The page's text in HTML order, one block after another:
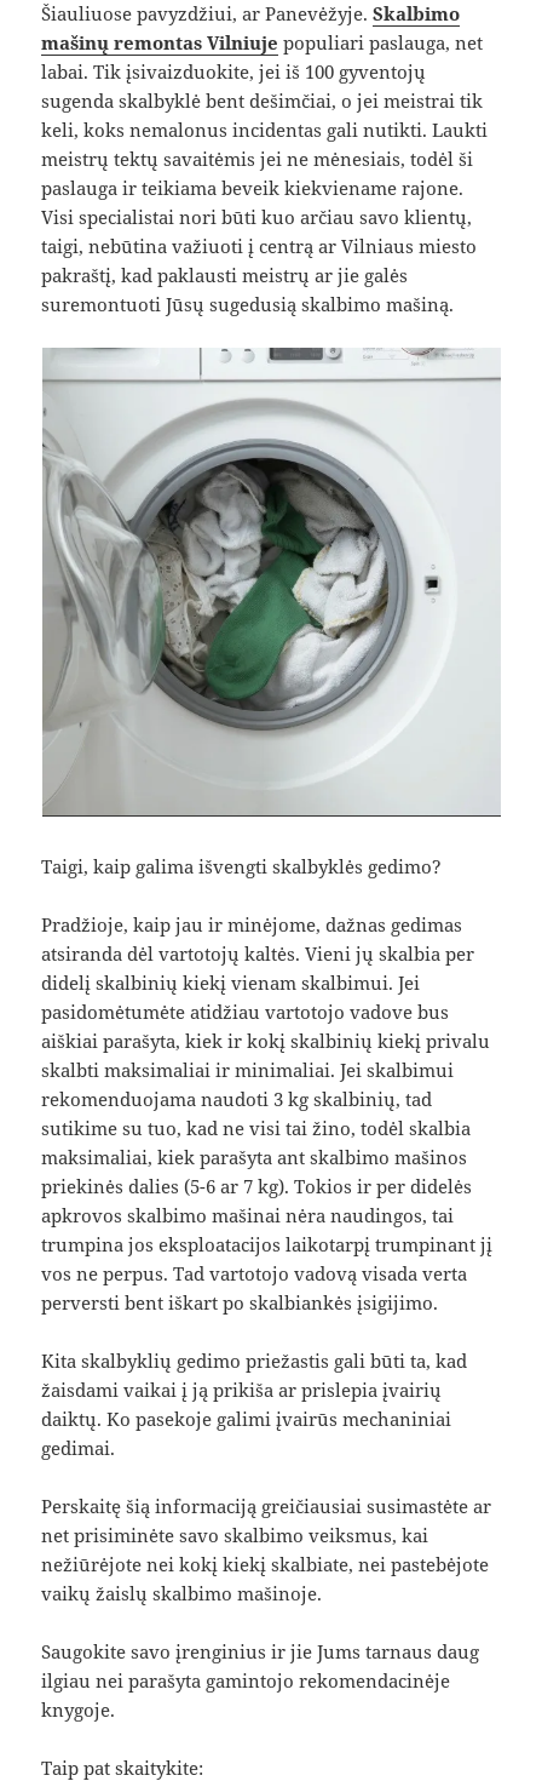
Šiauliuose pavyzdžiui, ar Panevėžyje.Skalbimo
mašinų remontas Vilniuje populiari paslauga, net
labai. Tik įsivaizduokite, jei iš 100 gyventojų
sugenda skalbyklė bent dešimčiai, o jei meistrai tik
keli, koks nemalonus incidentas gali nutikti. Laukti
meistrų tektų savaitėmis jei ne mėnesiais, todėl ši
paslauga ir teikiama beveik kiekviename rajone.
Visi specialistai nori būti kuo arčiau savo klientų,
taigi, nebūtina važiuoti į centrą ar Vilniaus miesto
pakraštį, kad paklausti meistrų ar jie galės
suremontuoti Jūsų sugedusią skalbimo mašiną.
Taigi, kaip galima išvengti skalbyklės gedimo?
Pradžioje, kaip jau ir minėjome, dažnas gedimas
atsiranda dėl vartotojų kaltės. Vieni jų skalbia per
didelį skalbinių kiekį vienam skalbimui. Jei
pasidomėtumėte atidžiau vartotojo vadove bus
aiškiai parašyta, kiek ir kokį skalbinių kiekį privalu
skalbti maksimaliai ir minimaliai. Jei skalbimui
rekomenduojama naudoti 3 kg skalbinių, tad
sutikime su tuo, kad ne visi tai žino, todėl skalbia
maksimaliai, kiek parašyta ant skalbimo mašinos
priekinės dalies (5-6 ar 7 kg). Tokios ir per didelės
apkrovos skalbimo mašinai nėra naudingos, tai
trumpina jos eksploatacijos laikotarpį trumpinant jį
vos ne perpus. Tad vartotojo vadovą visada verta
perversti bent iškart po skalbiankės įsigijimo.
Kita skalbyklių gedimo priežastis gali būti ta, kad
žaisdami vaikai į ją prikiša ar prislepia įvairių
daiktų. Ko pasekoje galimi įvairūs mechaniniai
gedimai.
Perskaitę šią informaciją greičiausiai susimastėte ar
net prisiminėte savo skalbimo veiksmus, kai
nežiūrėjote nei kokį kiekį skalbiate, nei pastebėjote
vaikų žaislų skalbimo mašinoje.
Saugokite savo įrenginius ir jie Jums tarnaus daug
ilgiau nei parašyta gamintojo rekomendacinėje
knygoje.
Taip pat skaitykite: